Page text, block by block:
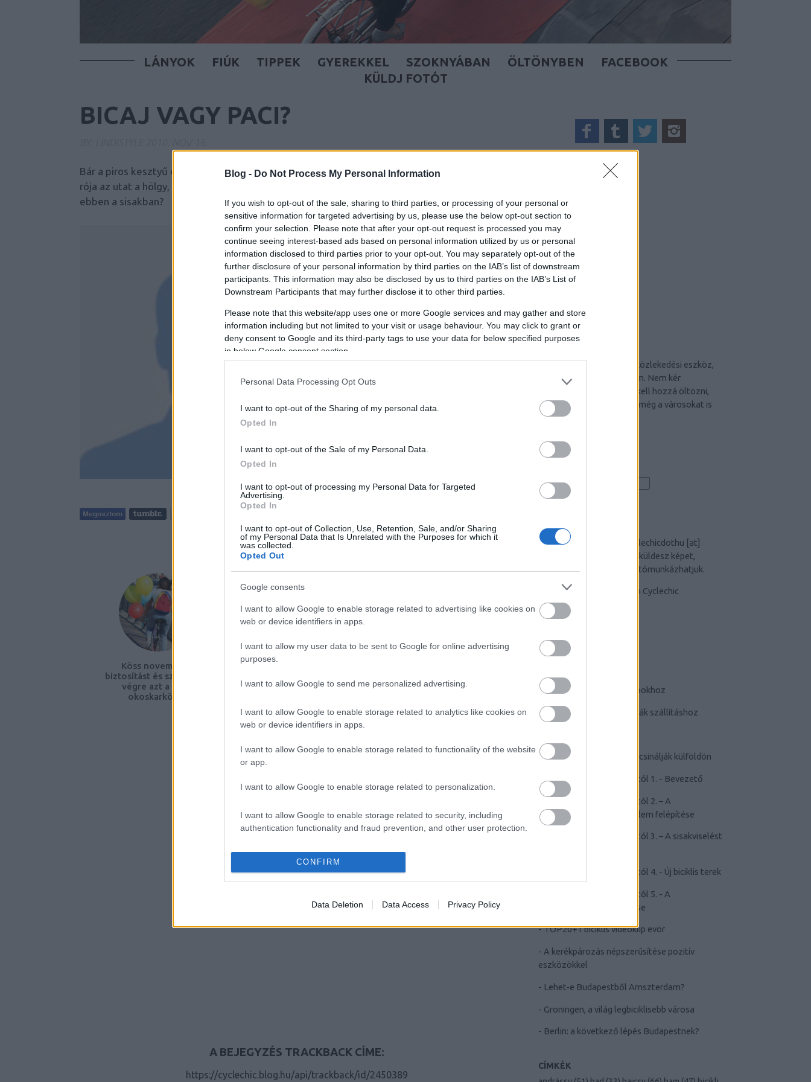
Blog - Do Not Process My Personal Information
If you wish to opt-out of the sale, sharing to third parties, or processing of your personal or
sensitive information for targeted advertising by us, please use the below opt-out section to
confirm your selection. Please note that after your opt-out request is processed you may
continue seeing interest-based ads based on personal information utilized by us or personal
information disclosed to third parties prior to your opt-out. You may separately opt-out of the
further disclosure of your personal information by third parties on the IAB’s list of downstream
participants. This information may also be disclosed by us to third parties on the IAB’s List of
Downstream Participants that may further disclose it to other third parties.
Please note that this website/app uses one or more Google services and may gather and store
information including but not limited to your visit or usage behaviour. You may click to grant or
deny consent to Google and its third-party tags to use your data for below specified purposes
in below Google consent section.
Personal Data Processing Opt Outs
I want to opt-out of the Sharing of my personal data.
Opted In
I want to opt-out of the Sale of my Personal Data.
Opted In
I want to opt-out of processing my Personal Data for Targeted
Advertising.
Opted In
I want to opt-out of Collection, Use, Retention, Sale, and/or Sharing
of my Personal Data that Is Unrelated with the Purposes for which it
was collected.
Opted Out
Google consents
I want to allow Google to enable storage related to advertising like cookies on
web or device identifiers in apps.
I want to allow my user data to be sent to Google for online advertising
purposes.
I want to allow Google to send me personalized advertising.
I want to allow Google to enable storage related to analytics like cookies on
web or device identifiers in apps.
I want to allow Google to enable storage related to functionality of the website
or app.
I want to allow Google to enable storage related to personalization.
I want to allow Google to enable storage related to security, including
authentication functionality and fraud prevention, and other user protection.
CONFIRM
Data Deletion Data Access Privacy Policy
LÁNYOK FIÚK TIPPEK GYEREKKEL SZOKNYÁBAN ÖLTÖNYBEN
FACEBOOK
KÜLDJ FOTÓT
BICAJ VAGY PACI?
Bár a piros kesztyű és a kötött tunika tetszik és kedves, ahogy megpakolt csomagtartóval
rója az utat a hölgy, de egy dolgot nagyon nem értek: most biciklizni vagy lovagolni készült
ebben a sisakban?
AJÁNLOTT BEJEGYZÉSEK:
Köss novemberig
biztosítást és szerezd be
végre azt a király
okoskarkötőt!
Megvan a kakaóscsiga?
Nagy eső volt, de már elállt
A BEJEGYZÉS TRACKBACK CÍME:
https://cyclechic.blog.hu/api/trackback/id/2450389
CYCLE CHIC
A bicikli nem egyszerűen közlekedési eszköz,
hanem egy igazi stíluselem. Nem kér
kompromisszumot, nem kell hozzá öltözni,
hiszen maga öltöztet. És még a városokat is
jobbá teszi.
Van képed? Küldd el a
cyclechicdothu [at]
címre. Ha küldesz képet,
egyben elfogadod, hogy utómunkázhatjuk.
TUDATTÁGÍTÓ
-Kerékpárok a mindennapokhoz
- Teherhordó/ cargo bringák szállításhoz
-Cyclechic.hu on tour: Így csinálják külföldön
Félelem a kerékpározástól 1. - Bevezető
Félelem a kerékpározástól 2. – A
kerékpározástól való félelem felépítése
Félelem a kerékpározástól 3. – A sisakviselést
Félelem a kerékpározástól 4. - Új biciklis terek
Félelem a kerékpározástól 5. - A
kerékpározás elidegenítése
-TOP20+1 biciklis videóklip evör
- A kerékpározás népszerűsítése pozitív
eszközökkel
- Lehet-e Budapestből Amszterdam?
- Groningen, a világ legbiciklisebb városa
- Berlin: a következő lépés Budapestnek?
CÍMKÉK